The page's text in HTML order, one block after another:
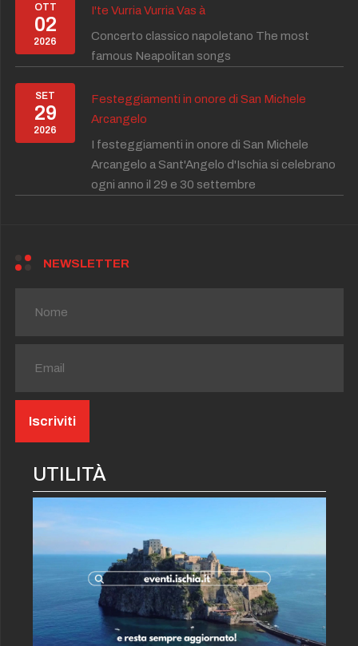
OTT
02
2026
I'te Vurria Vurria Vas à
Concerto classico napoletano The most
famous Neapolitan songs
SET
29
2026
Festeggiamenti in onore di San Michele
Arcangelo
I festeggiamenti in onore di San Michele
Arcangelo a Sant'Angelo d'Ischia si celebrano
ogni anno il 29 e 30 settembre
NEWSLETTER
UTILITÀ